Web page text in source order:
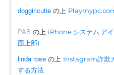
doggirlcutie の上
PAB の上 iPhone システム ア
面上部)
linda rose の上 Instagram詐欺
する方法